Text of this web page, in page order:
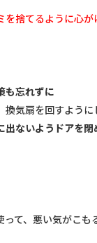
捨てるように心が
も忘れずに
気扇を回すように
出ないようドアを
って、悪い気がこも